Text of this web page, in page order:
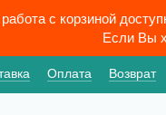
с корзиной
Если Вы
Оплата Возврат